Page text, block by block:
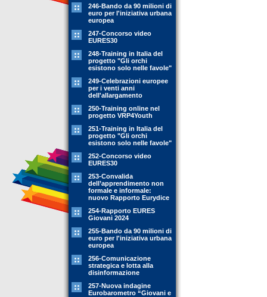
246-Bando da 90 milioni di
euro per l'iniziativa urbana
europea
247-Concorso video
EURES30
248-Training in Italia del
progetto "Gli orchi
esistono solo nelle favole"
249-Celebrazioni europee
per i venti anni
dell'allargamento
250-Training online nel
progetto VRP4Youth
251-Training in Italia del
progetto "Gli orchi
esistono solo nelle favole"
252-Concorso video
EURES30
253-Convalida
dell’apprendimento non
formale e informale:
nuovo Rapporto Eurydice
254-Rapporto EURES
Giovani 2024
255-Bando da 90 milioni di
euro per l'iniziativa urbana
europea
256-Comunicazione
strategica e lotta alla
disinformazione
257-Nuova indagine
Eurobarometro “Giovani e